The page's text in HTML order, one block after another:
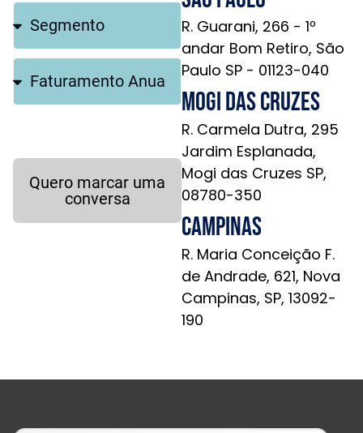
Quero marcar uma
conversa
R. Guarani, 266 - 1º
andar Bom Retiro, São
Paulo SP - 01123-040
Mogi das Cruzes
R. Carmela Dutra, 295
Jardim Esplanada,
Mogi das Cruzes SP,
08780-350
Campinas
R. Maria Conceição F.
de Andrade, 621, Nova
Campinas, SP, 13092-
190